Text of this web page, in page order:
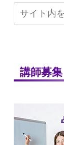
講師募集